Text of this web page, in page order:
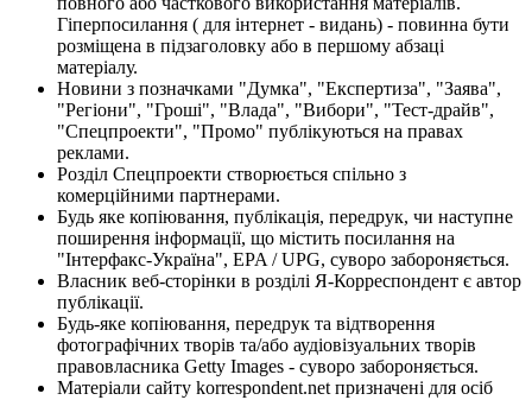
Гіперпосилання ( для інтернет - видань) - повинна бути
розміщена в підзаголовку або в першому абзаці
матеріалу.
Новини з позначками "Думка", "Експертиза", "Заява",
"Регіони", "Гроші", "Влада", "Вибори", "Тест-драйв",
"Спецпроекти", "Промо" публікуються на правах
реклами.
Розділ Спецпроекти створюється спільно з
комерційними партнерами.
Будь яке копіювання, публікація, передрук, чи наступне
поширення інформації, що містить посилання на
"Інтерфакс-Україна", EPA / UPG, суворо забороняється.
Власник веб-сторінки в розділі Я-Корреспондент є автор
публікації.
Будь-яке копіювання, передрук та відтворення
фотографічних творів та/або аудіовізуальних творів
правовласника Getty Images - суворо забороняється.
Матеріали сайту korrespondent.net призначені для осіб